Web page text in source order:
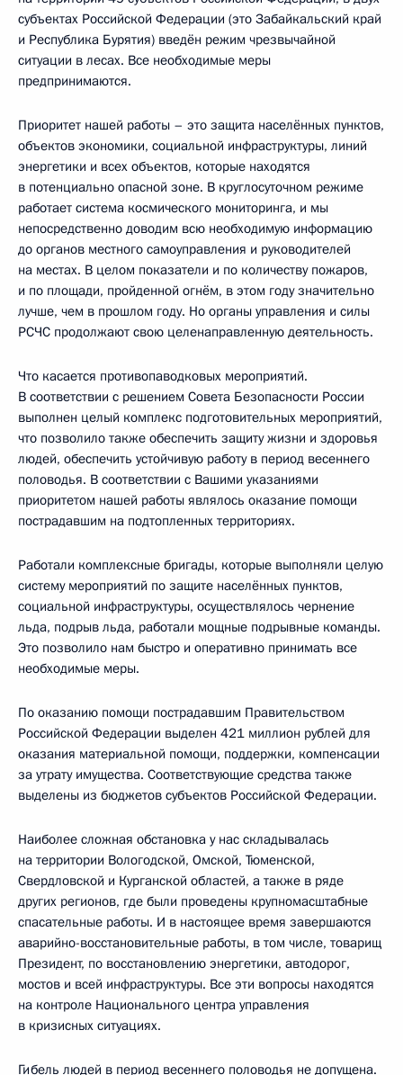
субъектах Российской Федерации (это Забайкальский край
и Республика Бурятия) введён режим чрезвычайной
ситуации в лесах. Все необходимые меры
предпринимаются.
Приоритет нашей работы – это защита населённых пунктов,
объектов экономики, социальной инфраструктуры, линий
энергетики и всех объектов, которые находятся
в потенциально опасной зоне. В круглосуточном режиме
работает система космического мониторинга, и мы
непосредственно доводим всю необходимую информацию
до органов местного самоуправления и руководителей
на местах. В целом показатели и по количеству пожаров,
и по площади, пройденной огнём, в этом году значительно
лучше, чем в прошлом году. Но органы управления и силы
РСЧС продолжают свою целенаправленную деятельность.
Что касается противопаводковых мероприятий.
В соответствии с решением Совета Безопасности России
выполнен целый комплекс подготовительных мероприятий,
что позволило также обеспечить защиту жизни и здоровья
людей, обеспечить устойчивую работу в период весеннего
половодья. В соответствии с Вашими указаниями
приоритетом нашей работы являлось оказание помощи
пострадавшим на подтопленных территориях.
Работали комплексные бригады, которые выполняли целую
систему мероприятий по защите населённых пунктов,
социальной инфраструктуры, осуществлялось чернение
льда, подрыв льда, работали мощные подрывные команды.
Это позволило нам быстро и оперативно принимать все
необходимые меры.
По оказанию помощи пострадавшим Правительством
Российской Федерации выделен 421 миллион рублей для
оказания материальной помощи, поддержки, компенсации
за утрату имущества. Соответствующие средства также
выделены из бюджетов субъектов Российской Федерации.
Наиболее сложная обстановка у нас складывалась
на территории Вологодской, Омской, Тюменской,
Свердловской и Курганской областей, а также в ряде
других регионов, где были проведены крупномасштабные
спасательные работы. И в настоящее время завершаются
аварийно-восстановительные работы, в том числе, товарищ
Президент, по восстановлению энергетики, автодорог,
мостов и всей инфраструктуры. Все эти вопросы находятся
на контроле Национального центра управления
в кризисных ситуациях.
Гибель людей в период весеннего половодья не допущена.